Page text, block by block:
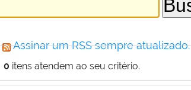
Assinar um RSS sempre atualizado.
0 itens atendem ao seu critério.